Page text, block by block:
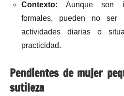
Contexto: Aunque son
formales, pueden no
actividades diarias o
practicidad.
Pendientes de mujer
sutileza